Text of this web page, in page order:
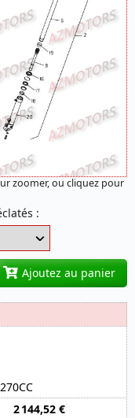
zoomer, ou cliquez pour
:
Ajoutez au panier
2 144,52 €